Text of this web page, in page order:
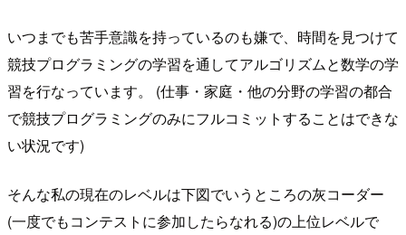
いつまでも苦手意識を持っているのも嫌で、時間を見つけて
競技プログラミングの学習を通してアルゴリズムと数学の学
習を行なっています。 (仕事・家庭・他の分野の学習の都合
で競技プログラミングのみにフルコミットすることはできな
い状況です)
そんな私の現在のレベルは下図でいうところの灰コーダー
(一度でもコンテストに参加したらなれる)の上位レベルで